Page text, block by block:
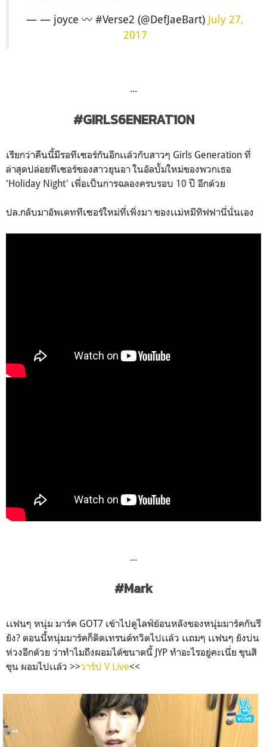
— — joyce 〰 #Verse2 (@DefJaeBart) July 27,
2017
...
#GIRLS6ENERAT10N
เรียกว่าคืนนี้มีรอทีเซอร์กันอีกเเล้วกับสาวๆ Girls Generation ที่
ล่าสุดปล่อยทีเซอร์ของสาวยุนอา ในอัลบั้มใหม่ของพวกเธอ
'Holiday Night' เพื่อเป็นการฉลองครบรอบ 10 ปี อีกด้วย
ปล.กลับมาอัพเดททีเซอร์ใหม่ที่เพิ่งมา ของเเม่หมีทิฟฟานี่นั่นเอง
...
#Mark
เเฟนๆ หนุ่ม มาร์ค GOT7 เข้าไปดูไลฟ์ย้อนหลังของหนุ่มมาร์คกันรึ
ยัง? ตอนนี้หนุ่มมาร์คก็ติดเทรนด์ทวิตไปเเล้ว เเถมๆ เเฟนๆ ยังบ่น
ห่วงอีกด้วย ว่าทำไมถึงผอมได้ขนาดนี้ JYP ทำอะไรอยู่คะเนี่ย ขุนสิ
ขุน ผอมไปเเล้ว >>วาร์ป V Live<<